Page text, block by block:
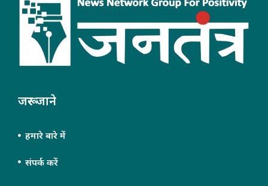
जरूर जाने
हमारे बारे में
संपर्क करें